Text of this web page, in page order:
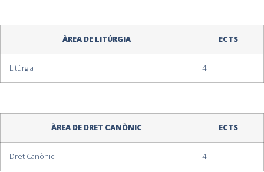
ÀREA DE LITÚRGIA ECTS
Litúrgia 4
ÀREA DE DRET CANÒNIC ECTS
Dret Canònic 4